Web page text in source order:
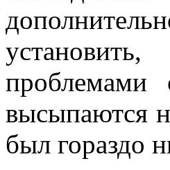
проблемами
высыпаются
был гораздо